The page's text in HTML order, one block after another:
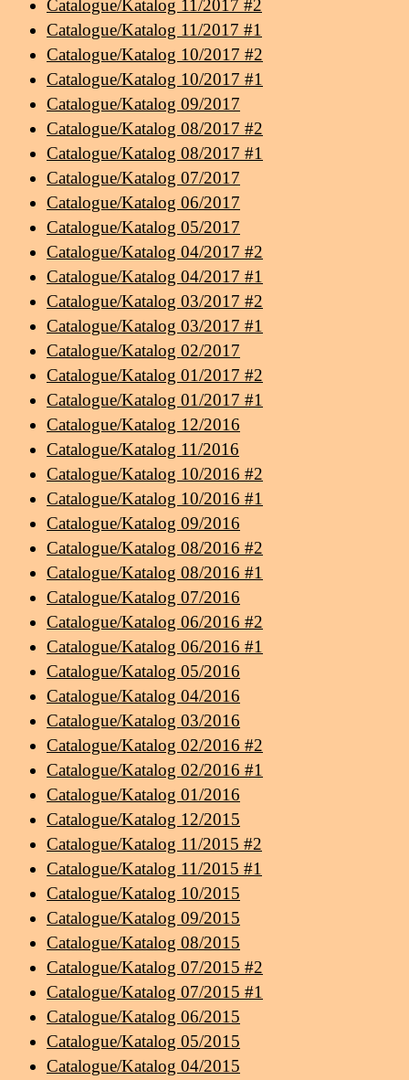
Catalogue/Katalog 11/2017 #2
Catalogue/Katalog 11/2017 #1
Catalogue/Katalog 10/2017 #2
Catalogue/Katalog 10/2017 #1
Catalogue/Katalog 09/2017
Catalogue/Katalog 08/2017 #2
Catalogue/Katalog 08/2017 #1
Catalogue/Katalog 07/2017
Catalogue/Katalog 06/2017
Catalogue/Katalog 05/2017
Catalogue/Katalog 04/2017 #2
Catalogue/Katalog 04/2017 #1
Catalogue/Katalog 03/2017 #2
Catalogue/Katalog 03/2017 #1
Catalogue/Katalog 02/2017
Catalogue/Katalog 01/2017 #2
Catalogue/Katalog 01/2017 #1
Catalogue/Katalog 12/2016
Catalogue/Katalog 11/2016
Catalogue/Katalog 10/2016 #2
Catalogue/Katalog 10/2016 #1
Catalogue/Katalog 09/2016
Catalogue/Katalog 08/2016 #2
Catalogue/Katalog 08/2016 #1
Catalogue/Katalog 07/2016
Catalogue/Katalog 06/2016 #2
Catalogue/Katalog 06/2016 #1
Catalogue/Katalog 05/2016
Catalogue/Katalog 04/2016
Catalogue/Katalog 03/2016
Catalogue/Katalog 02/2016 #2
Catalogue/Katalog 02/2016 #1
Catalogue/Katalog 01/2016
Catalogue/Katalog 12/2015
Catalogue/Katalog 11/2015 #2
Catalogue/Katalog 11/2015 #1
Catalogue/Katalog 10/2015
Catalogue/Katalog 09/2015
Catalogue/Katalog 08/2015
Catalogue/Katalog 07/2015 #2
Catalogue/Katalog 07/2015 #1
Catalogue/Katalog 06/2015
Catalogue/Katalog 05/2015
Catalogue/Katalog 04/2015